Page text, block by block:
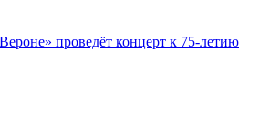
проведёт концерт к 75-летию